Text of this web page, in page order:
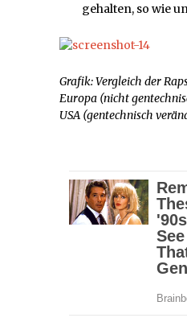
gehalten, so wie
Grafik: Vergleich der
Europa (nicht
USA (gentechnisch